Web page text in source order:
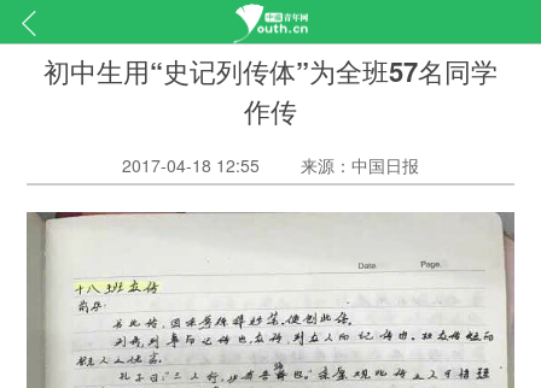
初中生用“史记列传体”为全班57名同学
作传
2017-04-18 12:55 来源：中国日报